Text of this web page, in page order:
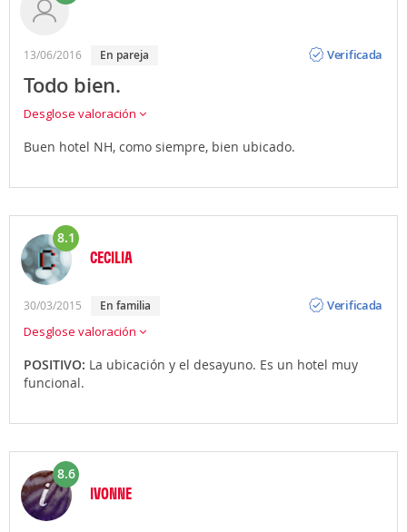
13/06/2016 en pareja
Verificada
Todo bien.
Desglose valoración
Buen hotel NH, como siempre, bien ubicado.
8.1
CECILIA
30/03/2015 en familia
Verificada
Desglose valoración
POSITIVO: La ubicación y el desayuno. Es un hotel muy
funcional.
8.6
IVONNE